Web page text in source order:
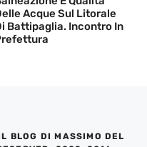
Acque Sul Litorale
Battipaglia. Incontro In
BLOG DI MASSIMO DEL